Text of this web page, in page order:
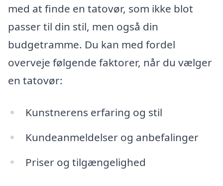
med at finde en tatovør, som ikke blot
passer til din stil, men også din
budgetramme. Du kan med fordel
overveje følgende faktorer, når du vælger
en tatovør:
Kunstnerens erfaring og stil
Kundeanmeldelser og anbefalinger
Priser og tilgængelighed